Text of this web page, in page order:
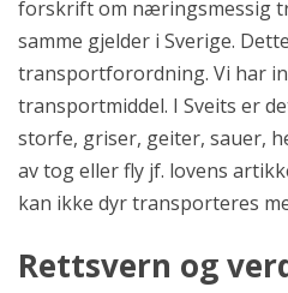
forskrift om næringsmessig
samme gjelder i Sverige.
transportforordning. Vi har
transportmiddel. I Sveits er
storfe, griser, geiter, sauer,
av tog eller fly jf. lovens
kan ikke dyr transporteres
Rettsvern og